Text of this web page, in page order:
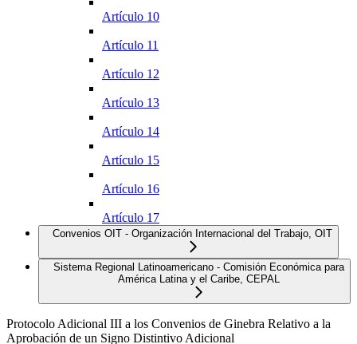
Artículo 10
Artículo 11
Artículo 12
Artículo 13
Artículo 14
Artículo 15
Artículo 16
Artículo 17
Convenios OIT - Organización Internacional del Trabajo, OIT
Sistema Regional Latinoamericano - Comisión Económica para
América Latina y el Caribe, CEPAL
Protocolo Adicional III a los Convenios de Ginebra Relativo a la
Aprobación de un Signo Distintivo Adicional